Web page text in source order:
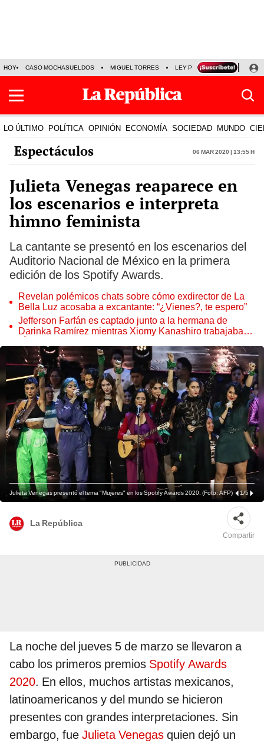
HOY CASO MOCHASUELDOS MIGUEL TORRES LEY PULPÍN PRECIO DEL
LO ÚLTIMO POLÍTICA OPINIÓN ECONOMÍA SOCIEDAD MUNDO
Espectáculos 06 Mar 2020 | 13:55 h
Julieta Venegas reaparece en
los escenarios e interpreta
himno feminista
La cantante se presentó en los escenarios del
Auditorio Nacional de México en la primera
edición de los Spotify Awards.
Revelan polémicos chats sobre cómo exdirector de La
Bella Luz acosaba a excantante: “¿Vienes?, te espero”
Jefferson Farfán es captado junto a la hermana de
Darinka Ramírez mientras Xiomy Kanashiro trabajaba:
Julieta Venegas presentó el tema "Mujeres" en los Spotify Awards 2020. (Foto: AFP) 1/5
La República
Compartir
La noche del jueves 5 de marzo se llevaron a
cabo los primeros premios Spotify Awards
2020. En ellos, muchos artistas mexicanos,
latinoamericanos y del mundo se hicieron
presentes con grandes interpretaciones. Sin
embargo, fue Julieta Venegas quien dejó un